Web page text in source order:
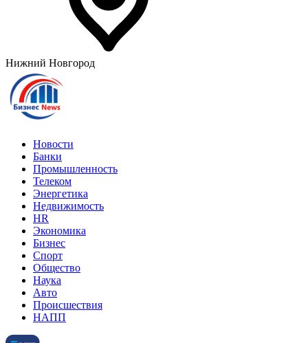
Нижний Новгород
Новости
Банки
Промышленность
Телеком
Энергетика
Недвижимость
HR
Экономика
Бизнес
Спорт
Общество
Наука
Авто
Происшествия
НАПП